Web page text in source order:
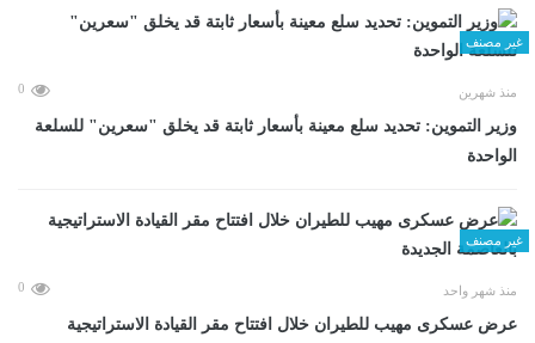
غير مصنف
منذ شهرين 0
وزير التموين: تحديد سلع معينة بأسعار ثابتة قد يخلق "سعرين" للسلعة
الواحدة
غير مصنف
منذ شهر واحد 0
عرض عسكرى مهيب للطيران خلال افتتاح مقر القيادة الاستراتيجية